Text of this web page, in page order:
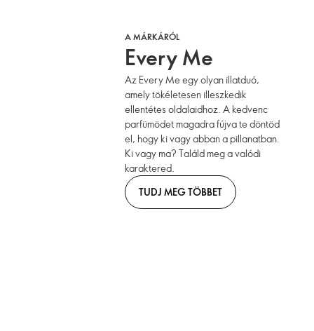
A MÁRKÁRÓL
Every Me
Az Every Me egy olyan illatduó,
amely tökéletesen illeszkedik
ellentétes oldalaidhoz. A kedvenc
parfümödet magadra fújva te döntöd
el, hogy ki vagy abban a pillanatban.
Ki vagy ma? Találd meg a valódi
karaktered.
TUDJ MEG TÖBBET